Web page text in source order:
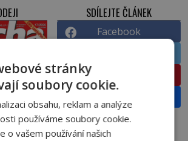
SDÍLEJTE ČLÁNEK
Facebook
stránky
soubory cookie.
obsahu, reklam a analýze
používáme soubory cookie.
o vašem používání našich